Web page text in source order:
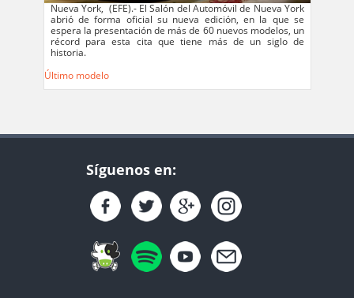
Nueva York, (EFE).- El Salón del Automóvil de Nueva York
abrió de forma oficial su nueva edición, en la que se
espera la presentación de más de 60 nuevos modelos, un
récord para esta cita que tiene más de un siglo de
historia.
Último modelo
Síguenos en: